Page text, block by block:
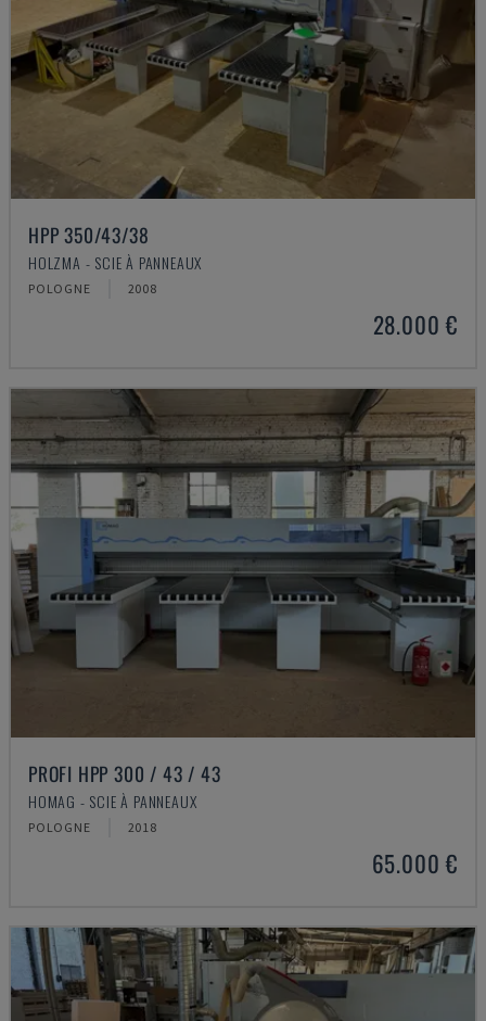
HPP 350/43/38
HOLZMA - SCIE À PANNEAUX
POLOGNE 2008
28.000 €
PROFI HPP 300 / 43 / 43
HOMAG - SCIE À PANNEAUX
POLOGNE 2018
65.000 €